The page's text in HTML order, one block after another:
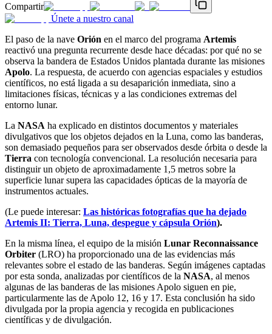
Compartir
Únete a nuestro canal
El paso de la nave Orión en el marco del programa Artemis
reactivó una pregunta recurrente desde hace décadas: por qué no se
observa la bandera de Estados Unidos plantada durante las misiones
Apolo. La respuesta, de acuerdo con agencias espaciales y estudios
científicos, no está ligada a su desaparición inmediata, sino a
limitaciones físicas, técnicas y a las condiciones extremas del
entorno lunar.
La NASA ha explicado en distintos documentos y materiales
divulgativos que los objetos dejados en la Luna, como las banderas,
son demasiado pequeños para ser observados desde órbita o desde la
Tierra con tecnología convencional. La resolución necesaria para
distinguir un objeto de aproximadamente 1,5 metros sobre la
superficie lunar supera las capacidades ópticas de la mayoría de
instrumentos actuales.
(Le puede interesar: Las históricas fotografías que ha dejado
Artemis II: Tierra, Luna, despegue y cápsula Orión).
En la misma línea, el equipo de la misión Lunar Reconnaissance
Orbiter (LRO) ha proporcionado una de las evidencias más
relevantes sobre el estado de las banderas. Según imágenes captadas
por esta sonda, analizadas por científicos de la NASA, al menos
algunas de las banderas de las misiones Apolo siguen en pie,
particularmente las de Apolo 12, 16 y 17. Esta conclusión ha sido
divulgada por la propia agencia y recogida en publicaciones
científicas y de divulgación.